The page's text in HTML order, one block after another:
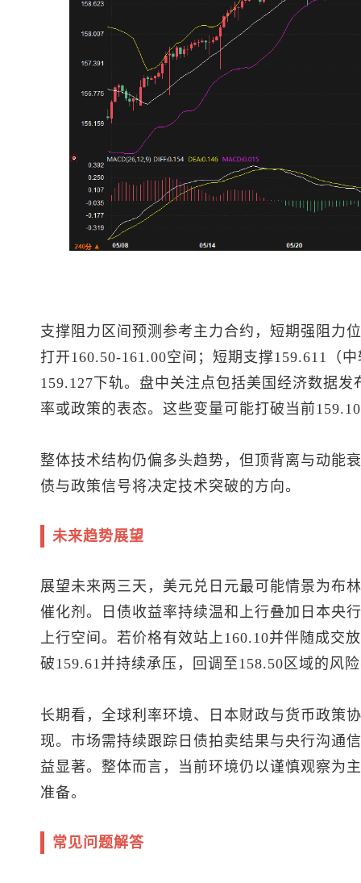
支撑阻力区间预测 参考主力合约，短期强阻力
打开160.50-161.00空间；短期支撑159.611（
159.127下轨。盘中关注点包括美国经济数据
率或政策的表态。这些变量可能打破当前
整体技术结构仍偏多头趋势，但顶背离与动能
债与政策信号将决定技术突破的方向。
未来趋势展望
展望未来两三天， 美元兑日元最可能情景为布
催化剂。日债收益率持续温和上行叠加日本央
上行空间。若价格有效站上160.10并伴随成交
破159.61并持续承压，回调至158.50区域的风
长期看，全球利率环境、日本财政与货币政策
现。市场需持续跟踪日债拍卖结果与央行沟通
益显著。整体而言，当前环境仍以谨慎观察为
准备。
常见问题解答